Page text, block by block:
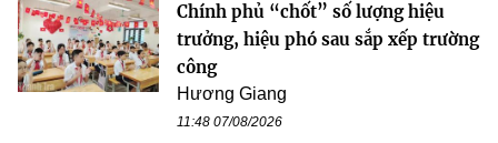
Chính phủ “chốt” số lượng hiệu
trưởng, hiệu phó sau sắp xếp trường
công
Hương Giang
11:48 07/08/2026